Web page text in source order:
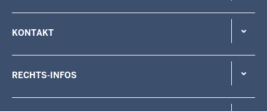
KONTAKT
RECHTS-INFOS